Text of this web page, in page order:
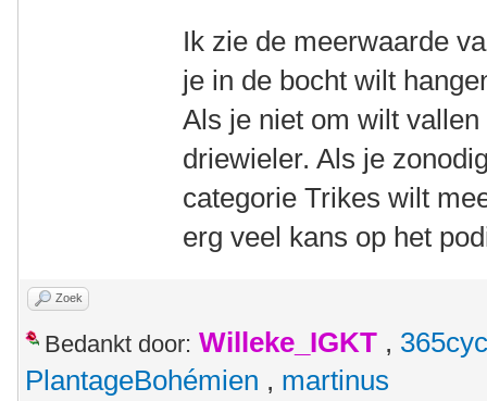
Ik zie de meerwaarde
je in de bocht wilt
Als je niet om wilt
driewieler. Als je
categorie Trikes wilt
erg veel kans op het
Zoek
Bedankt door: Willeke_IGKT ,
PlantageBohémien , martinus